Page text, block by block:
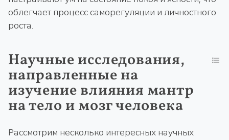
облегчает процесс саморегуляции и личностного
роста.
Научные исследования,
направленные на
изучение влияния мантр
на тело и мозг человека
Рассмотрим несколько интересных научных